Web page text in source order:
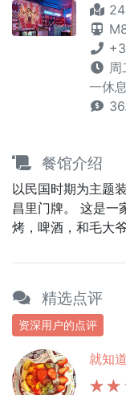
一休息
餐馆介绍
以民国时期为主题
昌里门牌。 这是一
烤，啤酒，和毛大
精选点评
资深用户的点评
就知